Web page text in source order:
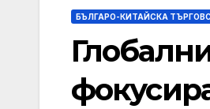
БЪЛГАРО-КИТАЙСКА